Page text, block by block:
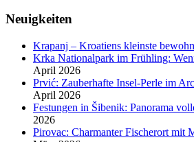
Neuigkeiten
Krapanj – Kroatiens kleinste
Krka Nationalpark im Frühling:
April 2026
Prvić: Zauberhafte Insel-Perle im
April 2026
Festungen in Šibenik: Panorama
2026
Pirovac: Charmanter Fischerort mit